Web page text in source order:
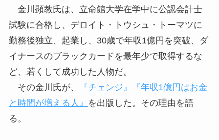
金川顕教氏は、立命館大学在学中に公認会計士
試験に合格し、デロイト・トウシュ・トーマツに
勤務後独立、起業し、30歳で年収1億円を突破、ダ
イナースのブラックカードを最年少で取得するな
ど、若くして成功した人物だ。
その金川氏が、
『チェンジ』
『年収1億円はお金
と時間が増える人』
を出版した。その理由を語
る。